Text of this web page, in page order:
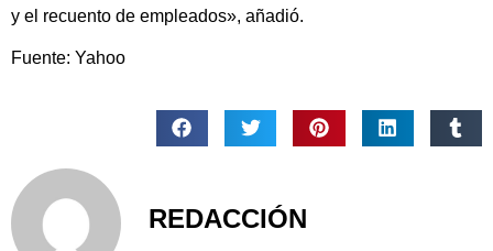
y el recuento de empleados», añadió.
Fuente: Yahoo
REDACCIÓN